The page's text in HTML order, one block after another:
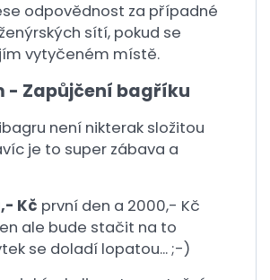
odpovědnost za případné
sítí, pokud se
vytyčeném místě.
- Zapůjčení bagříku
není nikterak složitou
je to super zábava a
Kč první den a 2000,- Kč
ale bude stačit na to
se doladí lopatou... ;-)